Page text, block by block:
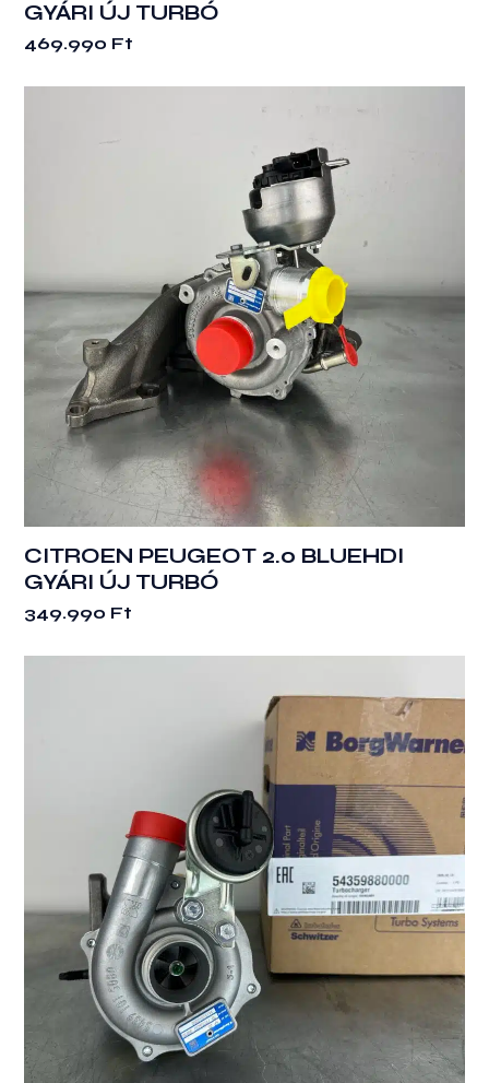
GYÁRI ÚJ TURBÓ
469.990 Ft
CITROEN PEUGEOT 2.0 BLUEHDI
GYÁRI ÚJ TURBÓ
349.990 Ft